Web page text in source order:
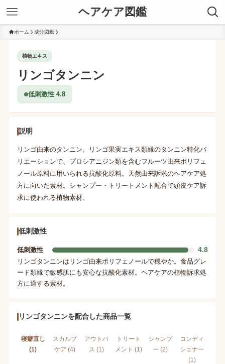
ヘアケア図鑑
ホーム 成分図鑑
植物エキス
リンゴタンニン
低刺激性 4.8
説明
リンゴ由来のタンニン。リンゴ果実エキス類縁のタンニン特化バ
リエーションで、プロシアニジン類を含むフルーツ由来ポリフェ
ノール原料に用いられる抗酸化原料。天然由来訴求のヘアケア処
方に向いた素材。シャンプー・トリートメント配合で頭皮ケア訴
求に使われる植物素材。
低刺激性
低刺激性 4.8
リンゴタンニンはリンゴ由来ポリフェノールで穏やか。食品グレ
ード類縁で敏感肌にも安心な抗酸化素材。ヘアケアの植物訴求処
方に適する素材。
リンゴタンニンを配合した商品一覧
寝癖直し
(1)
スカルプ
ケア (4)
アウトバ
ス (1)
トリート
メント (1)
シャンプ
ー (2)
コンディ
ショナー
(1)